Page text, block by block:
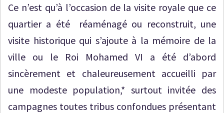
Ce n’est qu’à l’occasion de la visite royale que ce
quartier a été réaménagé ou reconstruit, une
visite historique qui s’ajoute à la mémoire de la
ville ou le Roi Mohamed VI a été d’abord
sincèrement et chaleureusement accueilli par
une modeste population,* surtout invitée des
campagnes toutes tribus confondues présentant